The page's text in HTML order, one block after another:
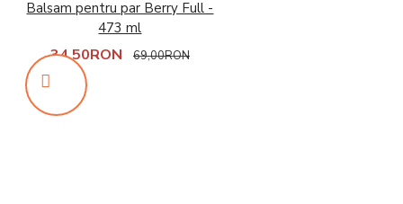
Balsam pentru par Berry Full -
473 ml
34,50RON 69,00RON